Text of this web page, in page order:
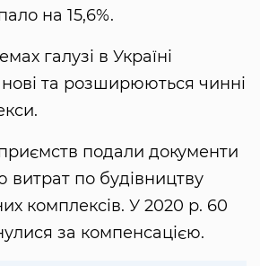
на 15,6%.
галузі в Україні
та розширюються чинні
подали документи
витрат по будівництву
комплексів. У 2020 р. 60
за компенсацією.